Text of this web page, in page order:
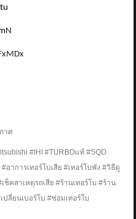
าศ
#IHI #TURBOแท้ #SQD
#อาการเทอร์โบเสีย #เทอร์โบพัง #วิธีดู
เช็คสาเหตุรถเสีย #ร้านเทอร์โบ #ร้าน
ปลี่ยนเบอร์โบ #ซ่อมเทอร์โบ